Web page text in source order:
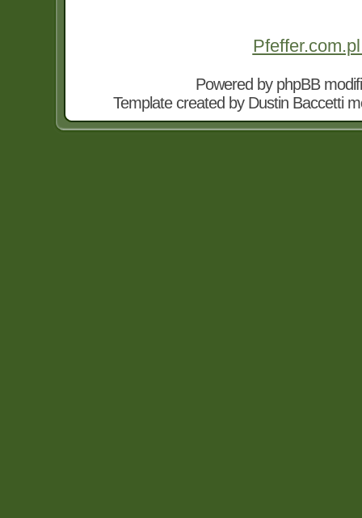
Powered by phpBB
Template created by Dustin Baccetti